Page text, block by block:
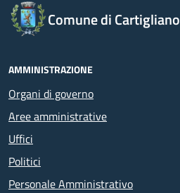
Comune di Cartigliano
AMMINISTRAZIONE
Organi di governo
Aree amministrative
Uffici
Politici
Personale Amministrativo